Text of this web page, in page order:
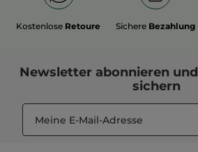
Kostenlose Retoure Sichere Bezahlung
Newsletter abonnieren und
sichern